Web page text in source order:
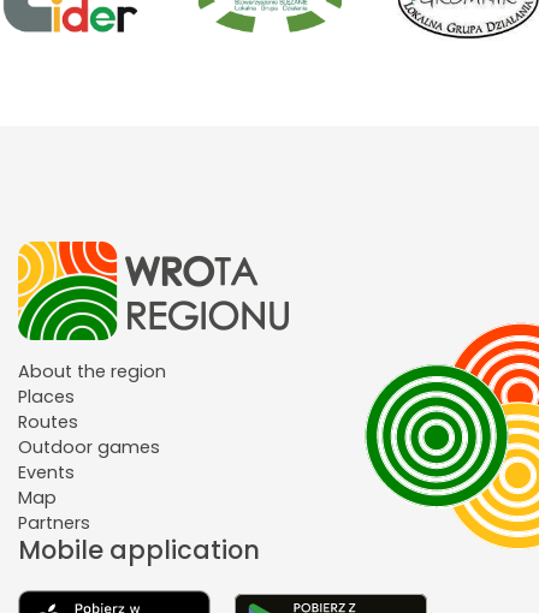
About the region
Places
Routes
Outdoor games
Events
Map
Partners
Mobile application